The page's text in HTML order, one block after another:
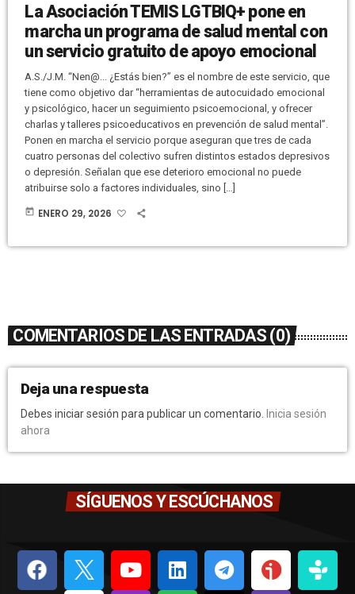
La Asociación TEMIS LGTBIQ+ pone en
marcha un programa de salud mental con
un servicio gratuito de apoyo emocional
A.S./J.M. “Nen@... ¿Estás bien?” es el nombre de este servicio, que
tiene como objetivo dar “herramientas de autocuidado emocional
y psicológico, hacer un seguimiento psicoemocional, y ofrecer
charlas y talleres psicoeducativos en prevención de salud mental”.
Ponen en marcha el servicio porque aseguran que tres de cada
cuatro personas del colectivo sufren distintos estados depresivos
o depresión. Señalan que ese deterioro emocional no puede
atribuirse solo a factores individuales, sino […]
today ENERO 29, 2026
COMENTARIOS DE LAS ENTRADAS (0)
Deja una respuesta
Debes iniciar sesión para publicar un comentario.
Inicia sesión
ahora
SÍGUENOS Y ESCÚCHANOS